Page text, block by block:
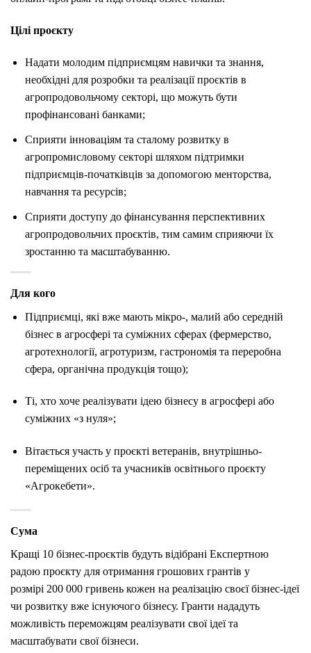
Цілі проєкту
Надати молодим підприємцям навички та знання,
необхідні для розробки та реалізації проєктів в
агропродовольчому секторі, що можуть бути
профінансовані банками;
Сприяти інноваціям та сталому розвитку в
агропромисловому секторі шляхом підтримки
підприємців-початківців за допомогою менторства,
навчання та ресурсів;
Сприяти доступу до фінансування перспективних
агропродовольчих проєктів, тим самим сприяючи їх
зростанню та масштабуванню.
Для кого
Підприємці, які вже мають мікро-, малий або середній
бізнес в агросфері та суміжних сферах (фермерство,
агротехнології, агротуризм, гастрономія та переробна
сфера, органічна продукція тощо);
Ті, хто хоче реалізувати ідею бізнесу в агросфері або
суміжних «з нуля»;
Вітається участь у проєкті ветеранів, внутрішньо-
переміщених осіб та учасників освітнього проєкту
«Агрокебети».
Сума
Кращі 10 бізнес-проєктів будуть відібрані Експертною
радою проєкту для отримання грошових грантів у
розмірі 200 000 гривень кожен на реалізацію своєї бізнес-ідеї
чи розвитку вже існуючого бізнесу. Гранти нададуть
можливість переможцям реалізувати свої ідеї та
масштабувати свої бізнеси.